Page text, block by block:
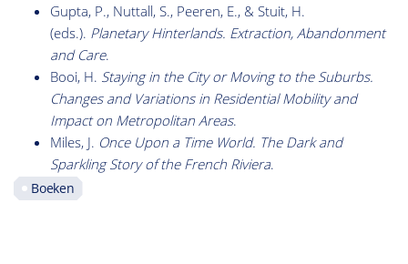
Gupta, P., Nuttall, S., Peeren, E., & Stuit, H.
(eds.). Planetary Hinterlands. Extraction, Abandonment
and Care.
Booi, H. Staying in the City or Moving to the Suburbs.
Changes and Variations in Residential Mobility and
Impact on Metropolitan Areas.
Miles, J. Once Upon a Time World. The Dark and
Sparkling Story of the French Riviera.
Boeken